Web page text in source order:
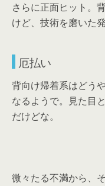
さらに正面ヒット。
けど、技術を磨いた
厄払い
背向け帰着系はどう
なるようで。見た目
だけどな。
微々たる不満から、